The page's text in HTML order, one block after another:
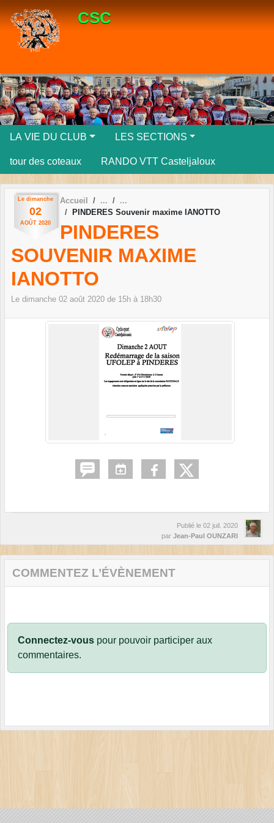
CSC
LA VIE DU CLUB LES SECTIONS
tour des coteaux RANDO VTT Casteljaloux
Le dimanche
02
AOÛT 2020
Accueil
PINDERES Souvenir maxime IANOTTO
PINDERES
SOUVENIR MAXIME
IANOTTO
Le dimanche 02 août 2020 de 15h à 18h30
Publié le 02 juil. 2020
par Jean-Paul OUNZARI
COMMENTEZ L’ÉVÈNEMENT
Connectez-vous pour pouvoir participer aux
commentaires.
Panneau de gestion des cookies